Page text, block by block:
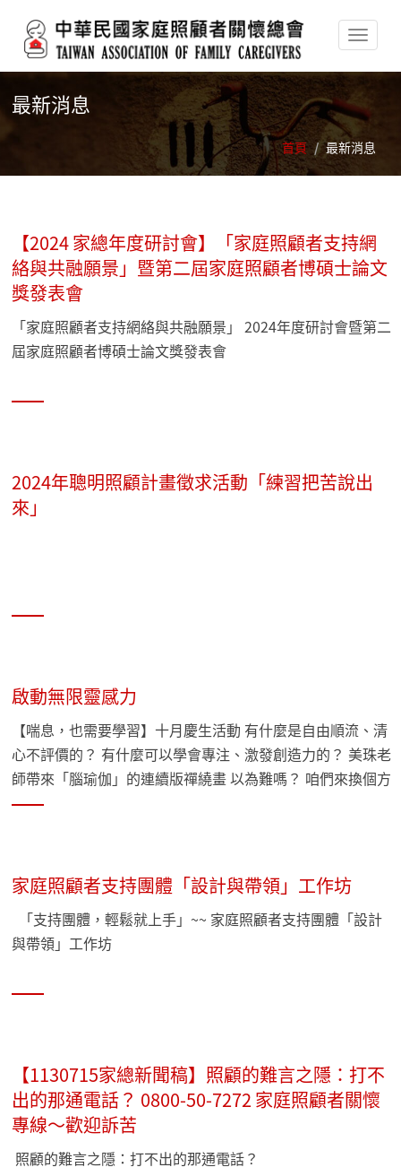
最新消息
首頁 / 最新消息
【2024 家總年度研討會】「家庭照顧者支持網
絡與共融願景」暨第二屆家庭照顧者博碩士論文
獎發表會
「家庭照顧者支持網絡與共融願景」 2024年度研討會暨第二
屆家庭照顧者博碩士論文獎發表會
2024年聰明照顧計畫徵求活動「練習把苦說出
來」
啟動無限靈感力
【喘息，也需要學習】十月慶生活動 有什麼是自由順流、清
心不評價的？ 有什麼可以學會專注、激發創造力的？ 美珠老
師帶來「腦瑜伽」的連續版禪繞畫 以為難嗎？ 咱們來換個方
法！ 沒有門檻、無技術的不刁難～ 包準顛覆您的想像！ 別
家庭照顧者支持團體「設計與帶領」工作坊
「支持團體，輕鬆就上手」~~ 家庭照顧者支持團體「設計
與帶領」工作坊
【1130715家總新聞稿】照顧的難言之隱：打不
出的那通電話？ 0800-50-7272 家庭照顧者關懷
專線〜歡迎訴苦
照顧的難言之隱：打不出的那通電話？